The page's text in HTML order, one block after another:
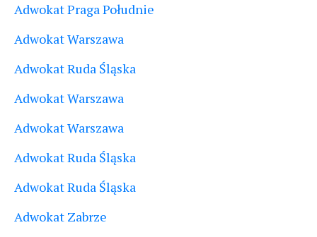
Adwokat Praga Południe
Adwokat Warszawa
Adwokat Ruda Śląska
Adwokat Warszawa
Adwokat Warszawa
Adwokat Ruda Śląska
Adwokat Ruda Śląska
Adwokat Zabrze